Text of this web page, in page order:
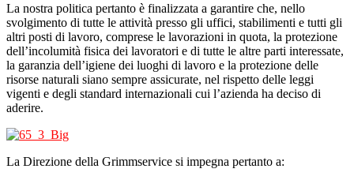
La nostra politica pertanto è finalizzata a garantire che, nello
svolgimento di tutte le attività presso gli uffici, stabilimenti e tutti gli
altri posti di lavoro, comprese le lavorazioni in quota, la protezione
dell’incolumità fisica dei lavoratori e di tutte le altre parti interessate,
la garanzia dell’igiene dei luoghi di lavoro e la protezione delle
risorse naturali siano sempre assicurate, nel rispetto delle leggi
vigenti e degli standard internazionali cui l’azienda ha deciso di
aderire.
La Direzione della Grimmservice si impegna pertanto a: